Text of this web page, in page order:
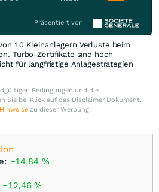
Präsentiert von
10 Kleinanlegern Verluste beim
Turbo-Zertifikate sind hoch
für langfristige Anlagestrategien
Bedingungen und die
Sie bei Klick auf das Disclaimer Dokument.
zu dieser Werbung.
+14,84 %
+12,46%